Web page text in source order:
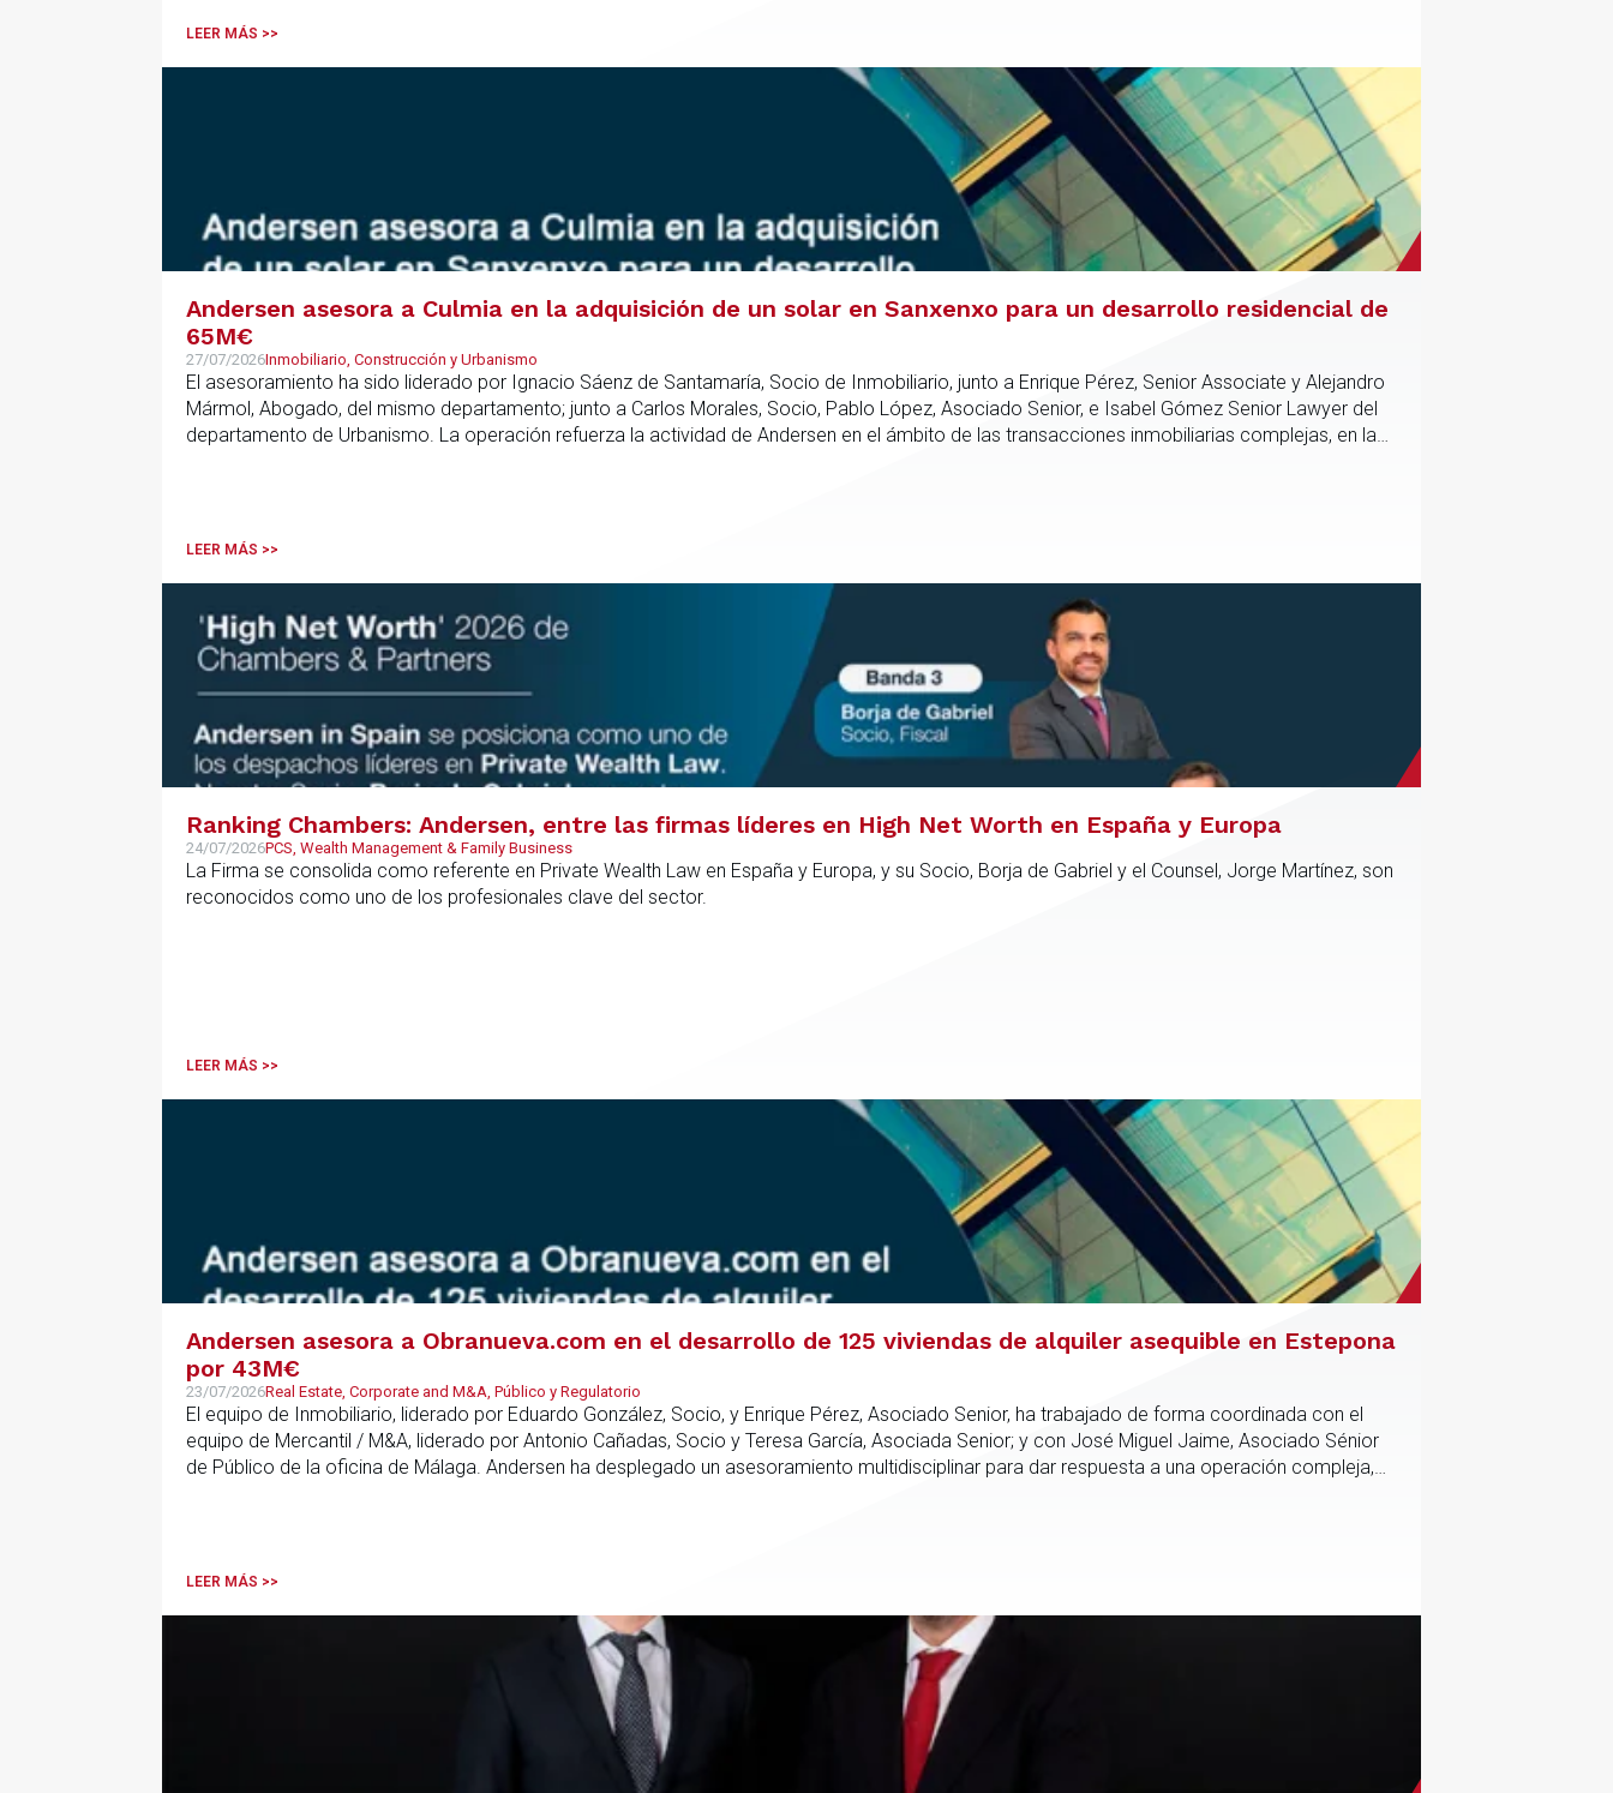
LEER MÁS >>
Andersen asesora a Culmia en la adquisición de un solar en Sanxenxo para un desarrollo residencial de
65M€
27/07/2026Inmobiliario, Construcción y Urbanismo
El asesoramiento ha sido liderado por Ignacio Sáenz de Santamaría, Socio de Inmobiliario, junto a Enrique Pérez, Senior Associate y Alejandro
Mármol, Abogado, del mismo departamento; junto a Carlos Morales, Socio, Pablo López, Asociado Senior, e Isabel Gómez Senior Lawyer del
departamento de Urbanismo. La operación refuerza la actividad de Andersen en el ámbito de las transacciones inmobiliarias complejas, en las
LEER MÁS >>
Ranking Chambers: Andersen, entre las firmas líderes en High Net Worth en España y Europa
24/07/2026PCS, Wealth Management & Family Business
La Firma se consolida como referente en Private Wealth Law en España y Europa, y su Socio, Borja de Gabriel y el Counsel, Jorge Martínez, son
reconocidos como uno de los profesionales clave del sector.
LEER MÁS >>
Andersen asesora a Obranueva.com en el desarrollo de 125 viviendas de alquiler asequible en Estepona
por 43M€
23/07/2026Real Estate, Corporate and M&A, Público y Regulatorio
El equipo de Inmobiliario, liderado por Eduardo González, Socio, y Enrique Pérez, Asociado Senior, ha trabajado de forma coordinada con el
equipo de Mercantil / M&A, liderado por Antonio Cañadas, Socio y Teresa García, Asociada Senior; y con José Miguel Jaime, Asociado Sénior
de Público de la oficina de Málaga. Andersen ha desplegado un asesoramiento multidisciplinar para dar respuesta a una operación compleja,
LEER MÁS >>